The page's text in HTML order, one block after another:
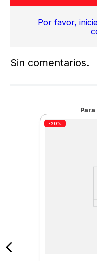
Por favor,
Sin comentarios.
-20%